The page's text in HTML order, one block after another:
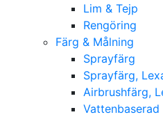
Lim & Tejp
Rengöring
Färg & Målning
Sprayfärg
Sprayfärg,
Airbrushfärg,
Vattenbaserad